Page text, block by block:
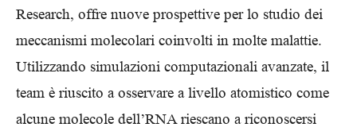
Research, offre nuove prospettive per lo studio dei
meccanismi molecolari coinvolti in molte malattie.
Utilizzando simulazioni computazionali avanzate, il
team è riuscito a osservare a livello atomistico come
alcune molecole dell’RNA riescano a riconoscersi